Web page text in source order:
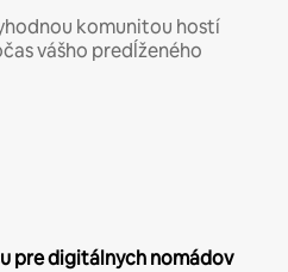
komunitou hostí
vášho predĺženého
pre digitálnych nomádov